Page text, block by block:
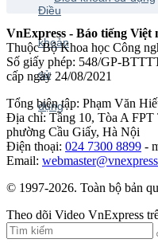
VnExpress - Báo tiếng Việt
Thuộc Bộ Khoa học Công
Số giấy phép: 548/GP-
cấp ngày 24/08/2021
Tổng biên tập: Phạm Văn
Địa chỉ: Tầng 10, Tòa A FPT
phường Cầu Giấy, Hà Nội
Điện thoại: 024 7300 8899 -
Email:
© 1997-2026. Toàn bộ bản
Theo dõi Video VnExpress